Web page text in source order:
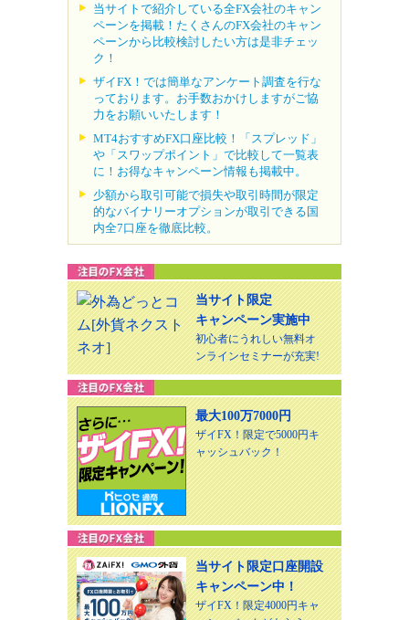
当サイトで紹介している全FX会社のキャン
ペーンを掲載！たくさんのFX会社のキャン
ペーンから比較検討したい方は是非チェッ
ク！
ザイFX！では簡単なアンケート調査を行な
っております。お手数おかけしますがご協
力をお願いいたします！
MT4おすすめFX口座比較！「スプレッド」
や「スワップポイント」で比較して一覧表
に！お得なキャンペーン情報も掲載中。
少額から取引可能で損失や取引時間が限定
的なバイナリーオプションが取引できる国
内全7口座を徹底比較。
当サイト限定
キャンペーン実施中
初心者にうれしい無料オ
ンラインセミナーが充実!
最大100万7000円
ザイFX！限定で5000円キ
ャッシュバック！
当サイト限定口座開設
キャンペーン中！
ザイFX！限定4000円キャ